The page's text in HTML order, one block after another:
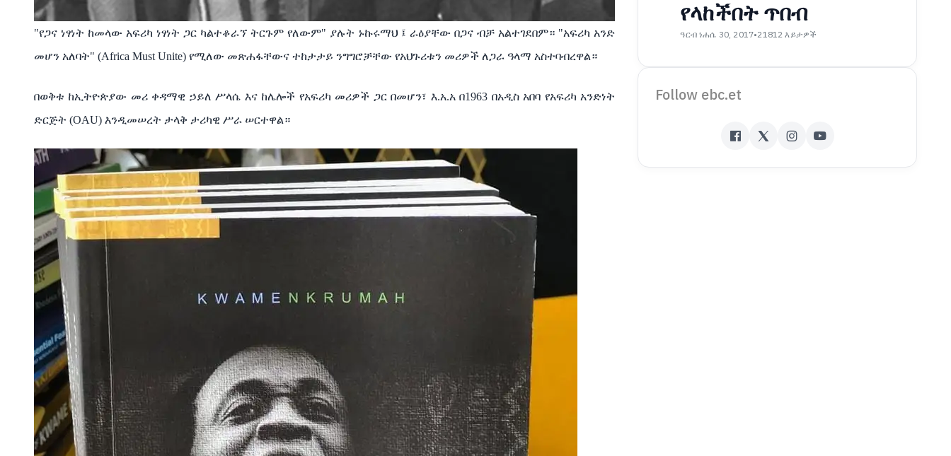
"የጋና ነፃነት ከመላው አፍሪካ ነፃነት ጋር ካልተቆራኘ ትርጉም የለውም" ያሉት ኑኩሩማህ ፤ ራዕያቸው በጋና ብቻ አልተገደበም። "አፍሪካ አንድ
መሆን አለባት" (Africa Must Unite) የሚለው መጽሐፋቸውና ተከታታይ ንግግሮቻቸው የአህጉሪቱን መሪዎች ለጋራ ዓላማ አስተባብረዋል።
በወቅቱ ከኢትዮጵያው መሪ ቀዳማዊ ኃይለ ሥላሴ እና ከሌሎች የአፍሪካ መሪዎች ጋር በመሆን፣ እ.አ.አ በ1963 በአዲስ አበባ የአፍሪካ አንድነት
ድርጅት (OAU) እንዲመሠረት ታላቅ ታሪካዊ ሥራ ሠርተዋል።
የላከችበት ጥበብ
ዓርብ ነሐሴ 30, 2017•21812 እይታዎች
Follow ebc.et